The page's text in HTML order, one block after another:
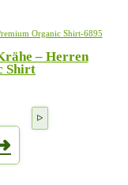
– Herren
Shirt
€27,95
mehrere